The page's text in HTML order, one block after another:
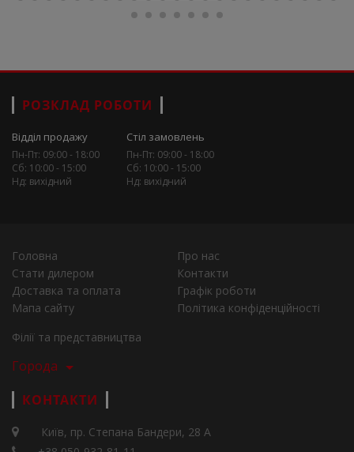
РОЗКЛАД РОБОТИ
Відділ продажу
Пн-Пт: 09:00 - 18:00
Сб: 10:00 - 15:00
Нд: вихідний
Стіл замовлень
Пн-Пт: 09:00 - 18:00
Сб: 10:00 - 15:00
Нд: вихідний
Головна
Про нас
Стати дилером
Контакти
Доставка та оплата
Графік роботи
Мапа сайту
Політика конфіденційності
Філії та представництва
Города
КОНТАКТИ
Київ, пр. Степана Бандери, 28 А